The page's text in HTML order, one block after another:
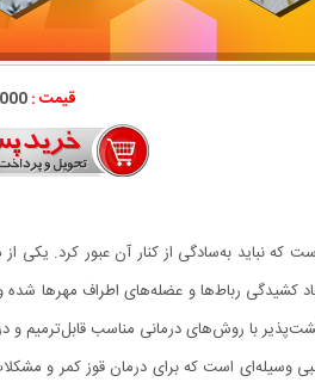
قیمت :99000
نباید به‌سادگی از کنار آن عبور کرد. یکی
رباط‌ها و عضله‌های اطراف مهرها
با روش‌‌های درمانی مناسب قابل‌ترمیم و
طبی وسیله‌ای است که برای درمان قوز کمر و